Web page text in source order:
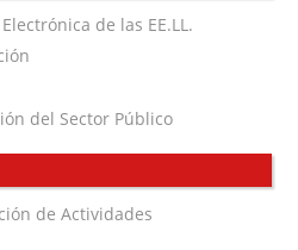
de las EE.LL.
del Sector Público
de Actividades